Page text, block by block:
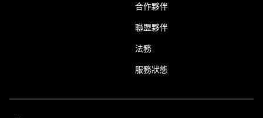
合作夥伴
聯盟夥伴
法務
服務狀態